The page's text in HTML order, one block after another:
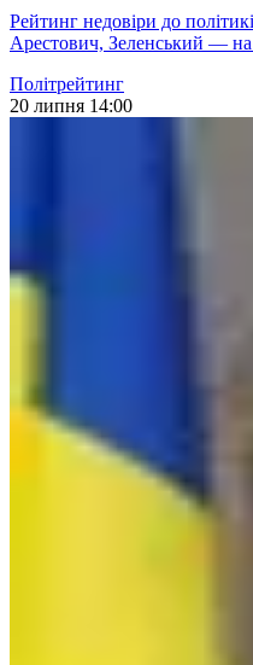
Рейтинг недовіри до
Арестович, Зеленський — на
Політрейтинг
20 липня 14:00